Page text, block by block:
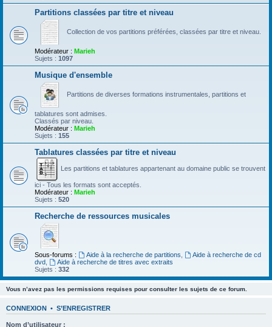
Partitions classées par titre et niveau
Collection de vos partitions préférées, classées par titre et niveau.
Modérateur : Marieh
Sujets : 1097
Musique d'ensemble
Partitions de diverses formations instrumentales, partitions et
tablatures sont admises.
Classés par niveau.
Modérateur : Marieh
Sujets : 155
Tablatures classées par titre et niveau
Les partitions et tablatures appartenant au domaine public se trouvent
ici - Tous les formats sont acceptés.
Modérateur : Marieh
Sujets : 520
Recherche de ressources musicales
Sous-forums : Aide à la recherche de partitions
Aide à recherche de cd
dvd
Aide à recherche de titres avec extraits
Sujets : 332
Vous n’avez pas les permissions requises pour consulter les sujets de ce forum.
CONNEXION • S’ENREGISTRER
Nom d’utilisateur :